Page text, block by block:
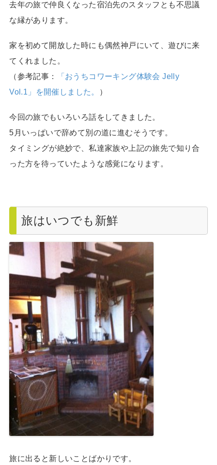
去年の旅で仲良くなった宿泊先のスタッフとも不思議
な縁があります。
家を初めて開放した時にも偶然神戸にいて、遊びに来
てくれました。
（参考記事：
「おうちコワーキング体験会 Jelly
Vol.1」を開催しました。
）
今回の旅でもいろいろ話をしてきました。
5月いっぱいで辞めて別の道に進むそうです。
タイミングが絶妙で、私達家族や上記の旅先で知り合
った方を待っていたような感覚になります。
旅はいつでも新鮮
旅に出ると新しいことばかりです。